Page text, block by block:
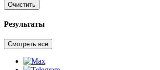
Очистить
Результаты
Смотреть все